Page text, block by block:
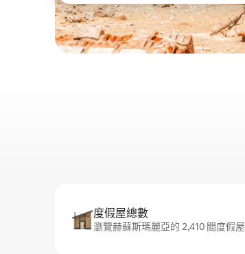
度假屋總數
瀏覽赫蘇斯瑪麗亞的 2,410 間度假屋